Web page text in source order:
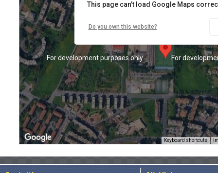
For
For development purposes only
Keyboard shortcuts
This page can't load Google Maps
Do you own this website?